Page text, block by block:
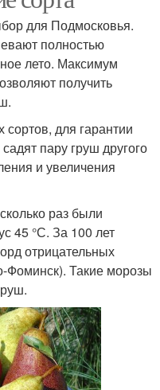
для Подмосковья.
полностью
лето. Максимум
получить
для гарантии
пару груш другого
и увеличения
раз были
45 °С. За 100 лет
отрицательных
Фоминск). Такие морозы